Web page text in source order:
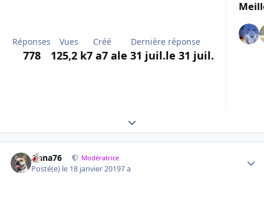
Réponses
778
Vues
125,2 k
Créé
7 a7 a
Dernière réponse
le 31 juil.le 31 juil.
Expand topic overview
Anna76 Modératrice
Posté(e) le 18 janvier 20197 a